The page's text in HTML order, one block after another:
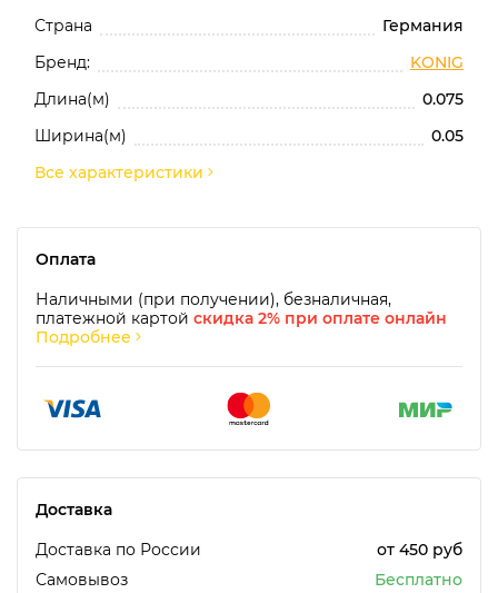
Страна
Германия
Бренд:
KONIG
Длина(м)
0.075
Ширина(м)
0.05
Все характеристики
Оплата
Наличными (при получении), безналичная,
платежной картой скидка 2% при оплате онлайн
Подробнее
Доставка
Доставка по России
от 450 руб
Самовывоз
Бесплатно